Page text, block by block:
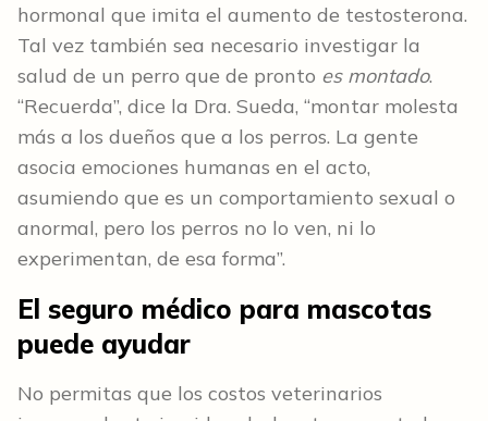
hormonal que imita el aumento de testosterona.
Tal vez también sea necesario investigar la
salud de un perro que de pronto es montado.
“Recuerda”, dice la Dra. Sueda, “montar molesta
más a los dueños que a los perros. La gente
asocia emociones humanas en el acto,
asumiendo que es un comportamiento sexual o
anormal, pero los perros no lo ven, ni lo
experimentan, de esa forma”.
El seguro médico para mascotas
puede ayudar
No permitas que los costos veterinarios